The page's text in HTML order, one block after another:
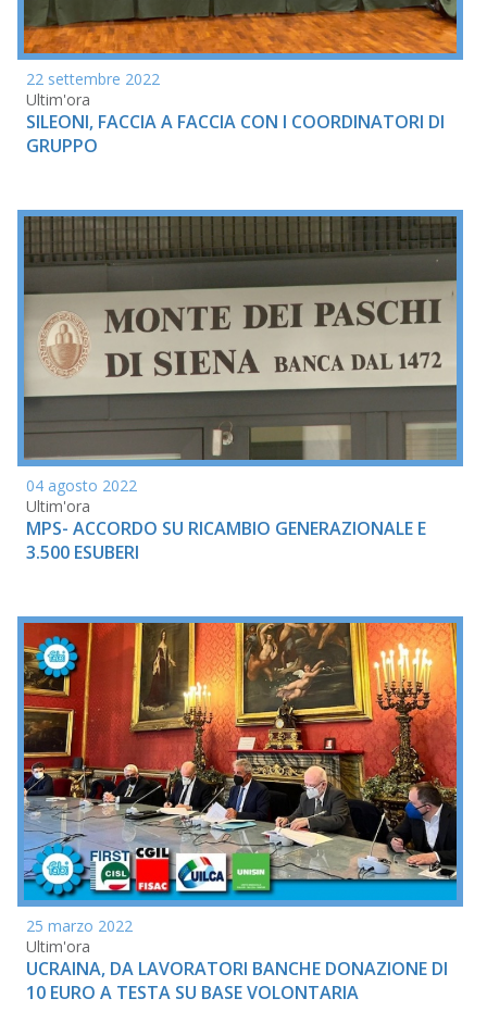
22 settembre 2022
Ultim'ora
SILEONI, FACCIA A FACCIA CON I COORDINATORI DI
GRUPPO
04 agosto 2022
Ultim'ora
MPS- ACCORDO SU RICAMBIO GENERAZIONALE E
3.500 ESUBERI
25 marzo 2022
Ultim'ora
UCRAINA, DA LAVORATORI BANCHE DONAZIONE DI
10 EURO A TESTA SU BASE VOLONTARIA